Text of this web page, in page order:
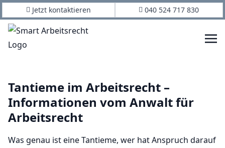
Jetzt kontaktieren 040 524 717 830
Tantieme im Arbeitsrecht –
Informationen vom Anwalt für
Arbeitsrecht
Was genau ist eine Tantieme, wer hat Anspruch darauf